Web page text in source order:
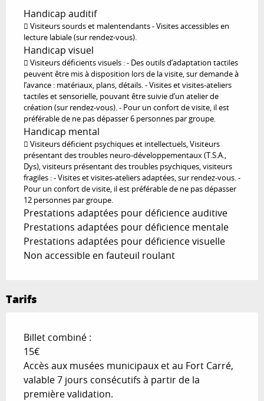
Handicap auditif
 Visiteurs sourds et malentendants - Visites accessibles en
lecture labiale (sur rendez-vous).
Handicap visuel
 Visiteurs déficients visuels : - Des outils d’adaptation tactiles
peuvent être mis à disposition lors de la visite, sur demande à
l’avance : matériaux, plans, détails. - Visites et visites-ateliers
tactiles et sensorielle, pouvant être suivie d’un atelier de
création (sur rendez-vous). - Pour un confort de visite, il est
préférable de ne pas dépasser 6 personnes par groupe.
Handicap mental
 Visiteurs déficient psychiques et intellectuels, Visiteurs
présentant des troubles neuro-développementaux (T.S.A.,
Dys), visiteurs présentant des troubles psychiques, visiteurs
fragiles : - Visites et visites-ateliers adaptées, sur rendez-vous. -
Pour un confort de visite, il est préférable de ne pas dépasser
12 personnes par groupe.
Prestations adaptées pour déficience auditive
Prestations adaptées pour déficience mentale
Prestations adaptées pour déficience visuelle
Non accessible en fauteuil roulant
Tarifs
Billet combiné :
15€
Accès aux musées municipaux et au Fort Carré,
valable 7 jours consécutifs à partir de la
première validation.